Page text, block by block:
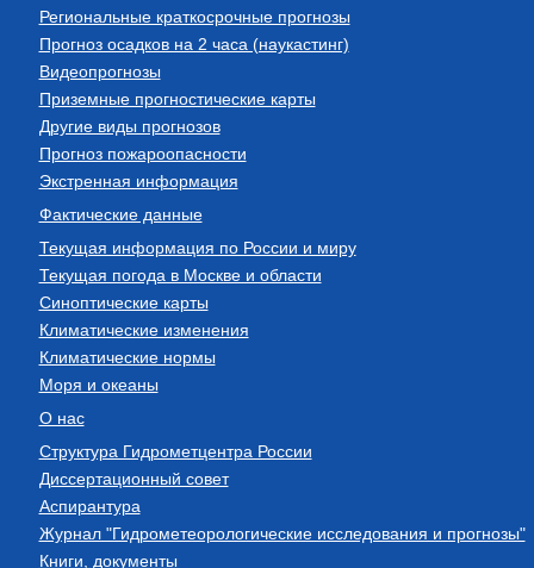
Региональные краткосрочные прогнозы
Прогноз осадков на 2 часа (наукастинг)
Видеопрогнозы
Приземные прогностические карты
Другие виды прогнозов
Прогноз пожароопасности
Экстренная информация
Фактические данные
Текущая информация по России и миру
Текущая погода в Москве и области
Синоптические карты
Климатические изменения
Климатические нормы
Моря и океаны
О нас
Структура Гидрометцентра России
Диссертационный совет
Аспирантура
Журнал "Гидрометеорологические исследования и прогнозы"
Книги, документы